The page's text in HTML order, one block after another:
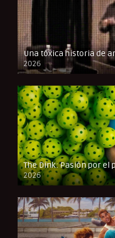
Una tóxica historia de
2026
FULL HD
The Dink: Pasión por el
2026
FULL HD